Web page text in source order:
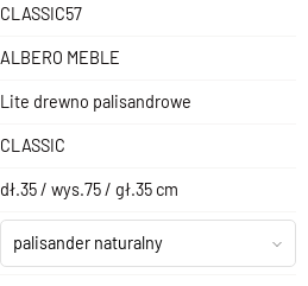
CLASSIC57
ALBERO MEBLE
Lite drewno palisandrowe
CLASSIC
dł.35 / wys.75 / gł.35 cm
palisander naturalny